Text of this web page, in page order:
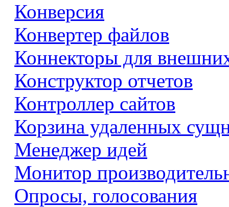
Конверсия
Конвертер файлов
Коннекторы для
Конструктор отчетов
Контроллер сайтов
Корзина удаленных
Менеджер идей
Монитор
Опросы, голосования